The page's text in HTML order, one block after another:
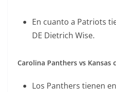
En cuanto a Patriots
DE Dietrich Wise.
Carolina Panthers vs Kansas
Los Panthers tienen